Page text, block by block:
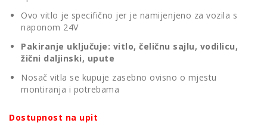
Ovo vitlo je specifično jer je namijenjeno za vozila s
naponom 24V
Pakiranje uključuje: vitlo, čeličnu sajlu, vodilicu,
žični daljinski, upute
Nosač vitla se kupuje zasebno ovisno o mjestu
montiranja i potrebama
Dostupnost na upit